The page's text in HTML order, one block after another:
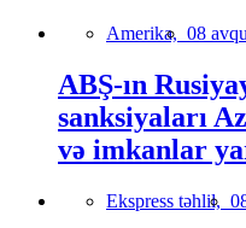
Amerika, 08
ABŞ-ın
sanksiyaları
və imkanlar
Ekspress təhlil,